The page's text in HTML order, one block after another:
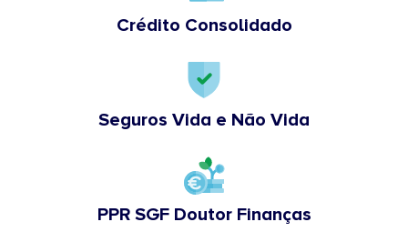
Crédito Consolidado
Seguros Vida e Não Vida
PPR SGF Doutor Finanças